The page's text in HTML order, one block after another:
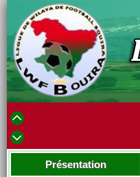
Présentation